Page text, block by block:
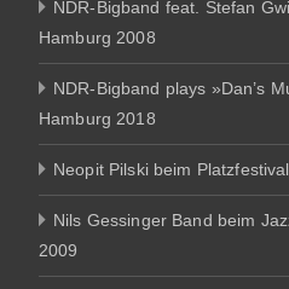
NDR-Bigband feat. Stefan
Hamburg 2008
NDR-Bigband plays »Dan’s
Hamburg 2018
Neopit Pilski beim
Nils Gessinger Band beim
2009